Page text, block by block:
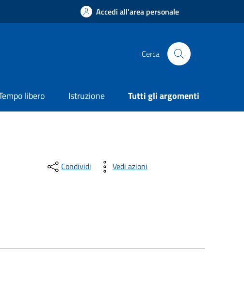
Accedi all'area personale
Cerca
libero Istruzione Tutti gli argomenti
Condividi Vedi azioni